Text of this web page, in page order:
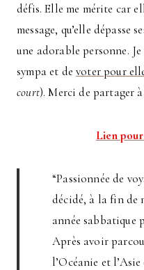
défis. Elle me mérite car
message, qu’elle dépasse
une adorable personne.
sympa et devoter pour
court). Merci de partager
Lien
“Passionnée de
décidé, à la fin de
année sabbatique
Après avoir
l’Océanie et